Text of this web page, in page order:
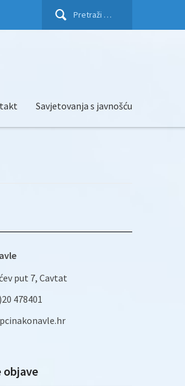
Pretraži:
Savjetovanja s javnošću
put 7, Cavtat
478401
objave